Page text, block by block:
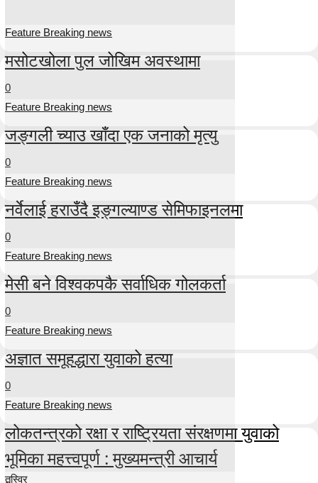
Feature Breaking news
मसोटखोला पुल जोखिम अवस्थामा
0
Feature Breaking news
जङ्गली च्याउ खाँदा एक जनाको मृत्यु
0
Feature Breaking news
नर्वेलाई हराउँदै इङ्गल्याण्ड सेमिफाइनलमा
0
Feature Breaking news
मेसी बने विश्वकपकै सर्वाधिक गोलकर्ता
0
Feature Breaking news
अज्ञात समूहद्धारा युवाको हत्या
0
Feature Breaking news
लोकतन्त्रको रक्षा र राष्ट्रियता संरक्षणमा युवाको
भूमिका महत्त्वपूर्ण : मुख्यमन्त्री आचार्य
तस्विर